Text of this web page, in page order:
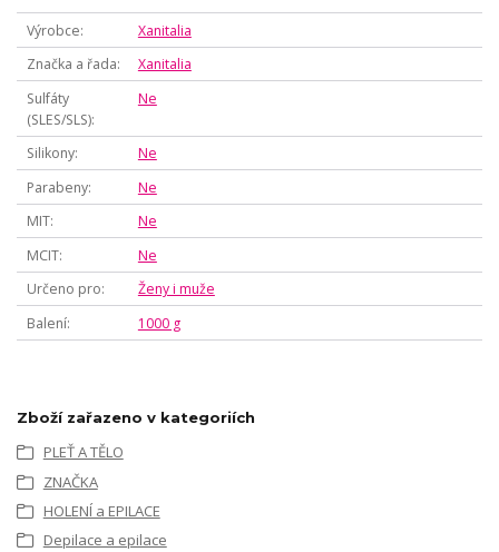
Výrobce
Xanitalia
Značka a řada
Xanitalia
Sulfáty
(SLES/SLS)
Ne
Silikony
Ne
Parabeny
Ne
MIT
Ne
MCIT
Ne
Určeno pro
Ženy i muže
Balení
1000 g
Zboží zařazeno v kategoriích
PLEŤ A TĚLO
ZNAČKA
HOLENÍ a EPILACE
Depilace a epilace